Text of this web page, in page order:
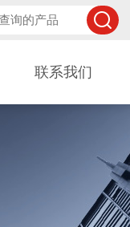
联系我们